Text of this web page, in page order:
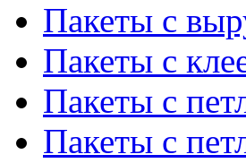
Пакеты с
Пакеты с
Пакеты с
Пакеты с